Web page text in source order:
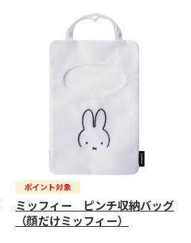
ミッフィー ピンチ収納バッグ
（顔だけミッフィー）